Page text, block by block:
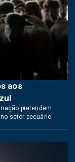
aos
pretendem
setor pecuário.